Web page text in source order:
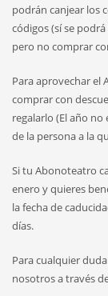
podrán canjear los
códigos (sí se
pero no comprar
Para aprovechar el
comprar con
regalarlo (El año
de la persona a la
Si tu Abonoteatro
enero y quieres
la fecha de
días.
Para cualquier
nosotros a través